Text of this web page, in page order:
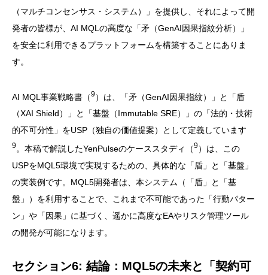
（マルチコンセンサス・システム）」を提供し、それによって開
発者の皆様が、AI MQLの高度な「矛（GenAI因果指紋分析）」
を安全に利用できるプラットフォームを構築することにありま
す。
AI MQL事業戦略書（9）は、「矛（GenAI因果指紋）」と「盾
（XAI Shield）」と「基盤（Immutable SRE）」の「法的・技術
的不可分性」をUSP（独自の価値提案）として定義しています
9。本稿で解説したYenPulseのケーススタディ（9）は、この
USPをMQL5環境で実現するための、具体的な「盾」と「基盤」
の実装例です。MQL5開発者は、本システム（「盾」と「基
盤」）を利用することで、これまで不可能であった「行動パター
ン」や「因果」に基づく、遥かに高度なEAやリスク管理ツール
の開発が可能になります。
セクション6: 結論：MQL5の未来と「契約可